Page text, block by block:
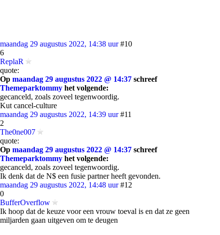
maandag 29 augustus 2022, 14:38 uur #10
6
ReplaR
quote:
Op maandag 29 augustus 2022 @ 14:37 schreef
Themeparktommy het volgende:
gecanceld, zoals zoveel tegenwoordig.
Kut cancel-culture
maandag 29 augustus 2022, 14:39 uur #11
2
The0ne007
quote:
Op maandag 29 augustus 2022 @ 14:37 schreef
Themeparktommy het volgende:
gecanceld, zoals zoveel tegenwoordig.
Ik denk dat de N$ een fusie partner heeft gevonden.
maandag 29 augustus 2022, 14:48 uur #12
0
BufferOverflow
Ik hoop dat de keuze voor een vrouw toeval is en dat ze geen
miljarden gaan uitgeven om te deugen